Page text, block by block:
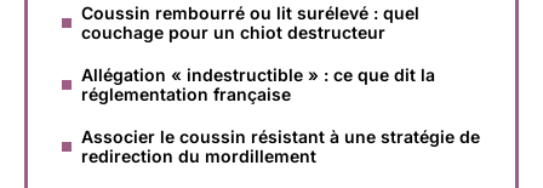
Coussin rembourré ou lit surélevé : quel
couchage pour un chiot destructeur
Allégation « indestructible » : ce que dit la
réglementation française
Associer le coussin résistant à une stratégie de
redirection du mordillement